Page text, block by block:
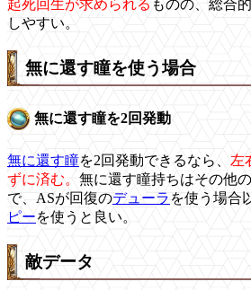
起死回生が求められる ものの、総合
しやすい。
無に還す瞳を使う場合
無に還す瞳を2回発動
無に還す瞳を2回発動できるなら、 左
ずに済む。 無に還す瞳持ちはその他
で、ASが回復のデューラを使う場合
ピーを使うと良い。
敵データ